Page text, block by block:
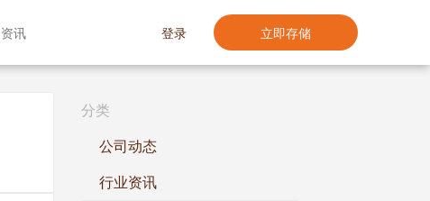
资讯 立即存储
登录
分类
公司动态
行业资讯